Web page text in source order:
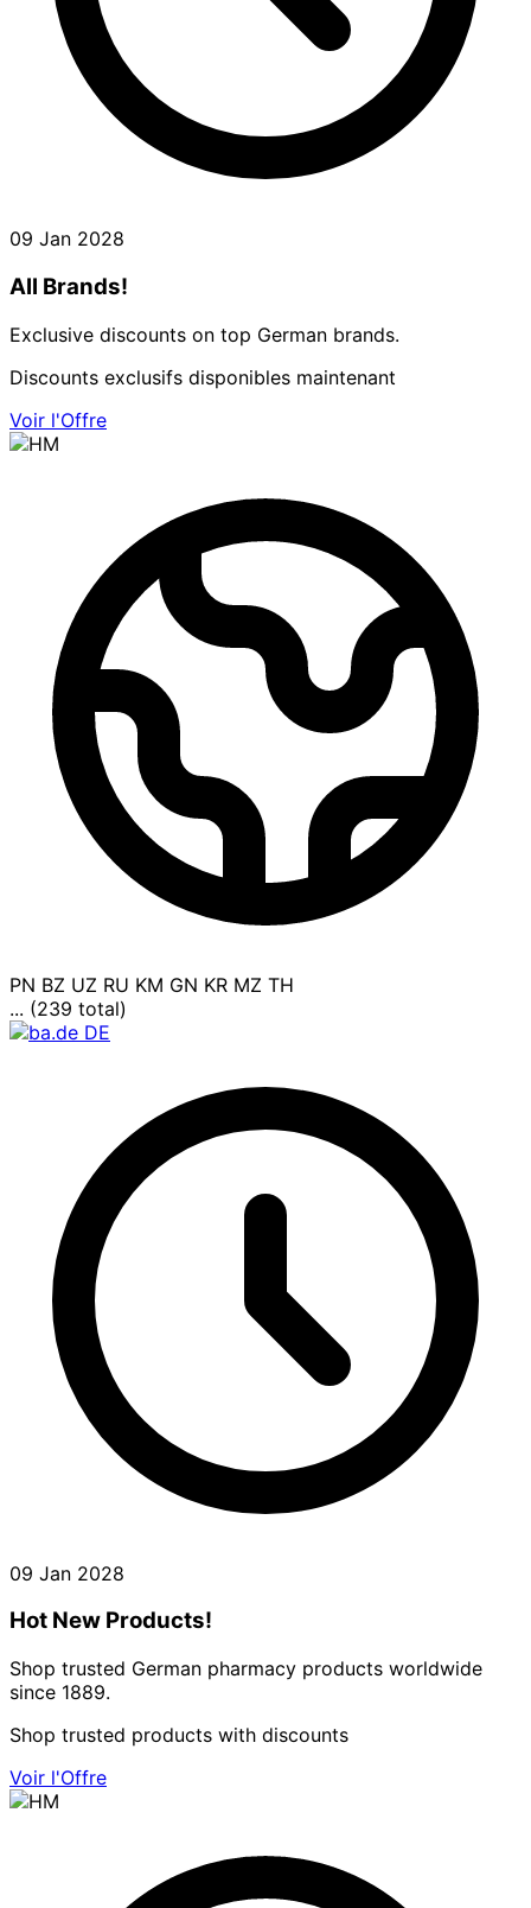
09 Jan 2028
All Brands!
Exclusive discounts on top German brands.
Discounts exclusifs disponibles maintenant
Voir l'Offre
PN BZ UZ RU KM GN KR MZ TH
... (239 total)
09 Jan 2028
Hot New Products!
Shop trusted German pharmacy products worldwide
since 1889.
Shop trusted products with discounts
Voir l'Offre